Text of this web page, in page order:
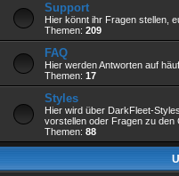
Support
Hier könnt ihr Fragen stellen,
Themen: 209
FAQ
Hier werden Antworten auf
Themen: 17
Styles
Hier wird über DarkFleet-
vorstellen oder Fragen zu den
Themen: 88